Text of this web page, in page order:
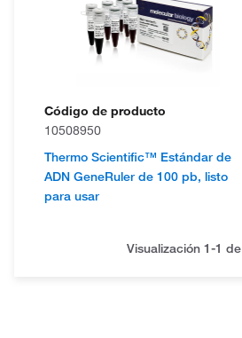
Código de producto
10508950
Thermo Scientific™ Estándar de
ADN GeneRuler de 100 pb, listo
para usar
Visualización 1-1 de